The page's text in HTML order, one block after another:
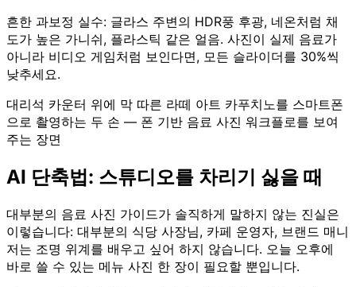
흔한 과보정 실수: 글라스 주변의 HDR풍 후광, 네온처럼 채
도가 높은 가니쉬, 플라스틱 같은 얼음. 사진이 실제 음료가
아니라 비디오 게임처럼 보인다면, 모든 슬라이더를 30%씩
낮추세요.
대리석 카운터 위에 막 따른 라떼 아트 카푸치노를 스마트폰
으로 촬영하는 두 손 — 폰 기반 음료 사진 워크플로를 보여
주는 장면
AI 단축법: 스튜디오를 차리기 싫을 때
대부분의 음료 사진 가이드가 솔직하게 말하지 않는 진실은
이렇습니다: 대부분의 식당 사장님, 카페 운영자, 브랜드 매니
저는 조명 위계를 배우고 싶어 하지 않습니다. 오늘 오후에
바로 쓸 수 있는 메뉴 사진 한 장이 필요할 뿐입니다.